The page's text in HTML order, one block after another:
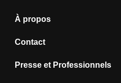
À propos
Contact
Presse et Professionnels